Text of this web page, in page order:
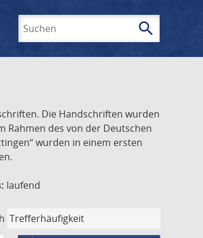
search
Die Handschriften wurden
Rahmen des von der Deutschen
wurden in einem ersten
laufend